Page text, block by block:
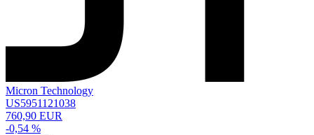
Micron Technology
US5951121038
760,90 EUR
-0,54 %